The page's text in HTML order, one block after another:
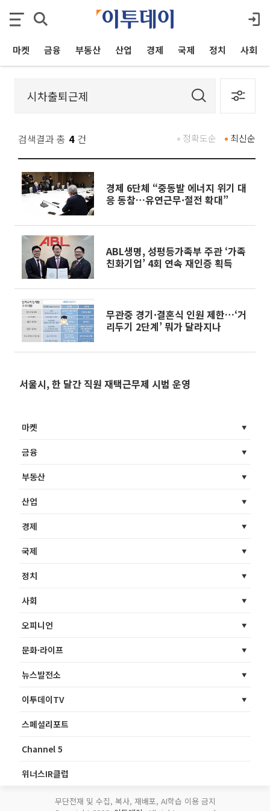
마켓 금융 부동산 산업 경제 국제 정치 사회
검색결과 총 4 건 최신순
정확도순
경제 6단체 “중동발 에너지 위기 대
응 동참…유연근무·절전 확대”
ABL생명, 성평등가족부 주관 ‘가족
친화기업’ 4회 연속 재인증 획득
무관중 경기·결혼식 인원 제한…‘거
리두기 2단계’ 뭐가 달라지나
서울시, 한 달간 직원 재택근무제 시범 운영
마켓
금융
부동산
산업
경제
국제
정치
사회
오피니언
문화·라이프
뉴스발전소
이투데이TV
스페셜리포트
Channel 5
위너스IR클럽
무단전재 및 수집, 복사, 재배포, AI학습 이용 금지